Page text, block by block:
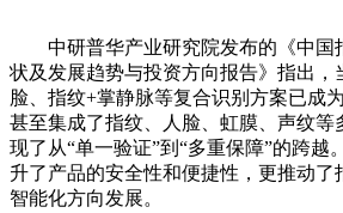
中研普华产业研究院发布的《中国
状及发展趋势与投资方向报告》指出，
脸、指纹+掌静脉等复合识别方案已成
甚至集成了指纹、人脸、虹膜、声纹等
现了从“单一验证”到“多重保障”的跨越
升了产品的安全性和便捷性，更推动了
智能化方向发展。